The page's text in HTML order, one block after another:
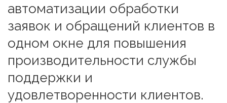
автоматизации обработки
заявок и обращений клиентов в
одном окне для повышения
производительности службы
поддержки и
удовлетворенности клиентов.